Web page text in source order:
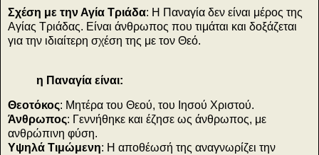
Σχέση με την Αγία Τριάδα: Η Παναγία δεν είναι μέρος της
Αγίας Τριάδας. Είναι άνθρωπος που τιμάται και δοξάζεται
για την ιδιαίτερη σχέση της με τον Θεό.
η Παναγία είναι:
Θεοτόκος: Μητέρα του Θεού, του Ιησού Χριστού.
Άνθρωπος: Γεννήθηκε και έζησε ως άνθρωπος, με
ανθρώπινη φύση.
Υψηλά Τιμώμενη: Η αποθέωσή της αναγνωρίζει την